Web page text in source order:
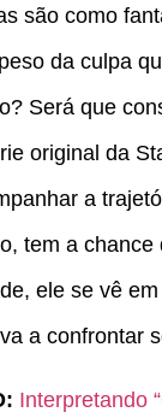
são como
da culpa
Será que
original da
a
tem a
ele se vê
a confrontar
Interpretando